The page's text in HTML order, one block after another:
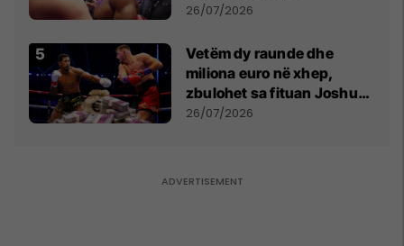
26/07/2026
Vetëm dy raunde dhe
miliona euro në xhep,
zbulohet sa fituan Joshua
e Prenga
26/07/2026